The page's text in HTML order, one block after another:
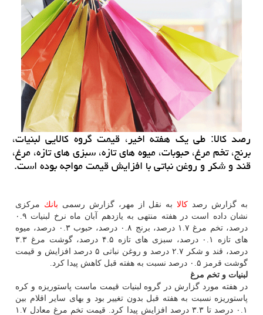
رصد كالا: طی یك هفته اخیر، قیمت گروه كالایی لبنیات،
برنج، تخم مرغ، حبوبات، میوه های تازه، سبزی های تازه، مرغ،
قند و شكر و روغن نباتی با افزایش قیمت مواجه بوده است.
به گزارش رصد كالابه نقل از مهر، گزارش رسمی بانك مركزی
نشان داده است در هفته منتهی به یازدهم آبان ماه نرخ لبنیات ۰.۹
درصد، تخم مرغ ۱.۷ درصد، برنج ۰.۸ درصد، حبوب ۰.۳ درصد، میوه
های تازه ۰.۱ درصد، سبزی های تازه ۴.۵ درصد، گوشت مرغ ۳.۳
درصد، قند و شكر ۲.۷ درصد و روغن نباتی ۵ درصد افزایش و قیمت
گوشت قرمز ۰.۵ درصد نسبت به هفته قبل كاهش پیدا كرد.
لبنیات و تخم مرغ
در هفته مورد گزارش در گروه لبنیات قیمت ماست پاستوریزه و كره
پاستوریزه نسبت به هفته قبل بدون تغییر بود و بهای سایر اقلام بین
۰.۱ درصد تا ۳.۳ درصد افزایش پیدا كرد. قیمت تخم مرغ معادل ۱.۷